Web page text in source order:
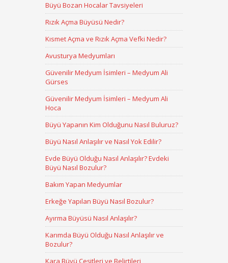
Büyü Bozan Hocalar Tavsiyeleri
Rızık Açma Büyüsü Nedir?
Kısmet Açma ve Rızık Açma Vefki Nedir?
Avusturya Medyumları
Güvenilir Medyum İsimleri – Medyum Ali
Gürses
Güvenilir Medyum İsimleri – Medyum Ali
Hoca
Büyü Yapanın Kim Olduğunu Nasıl Buluruz?
Büyü Nasıl Anlaşılır ve Nasıl Yok Edilir?
Evde Büyü Olduğu Nasıl Anlaşılır? Evdeki
Büyü Nasıl Bozulur?
Bakım Yapan Medyumlar
Erkeğe Yapılan Büyü Nasıl Bozulur?
Ayırma Büyüsü Nasıl Anlaşılır?
Karımda Büyü Olduğu Nasıl Anlaşılır ve
Bozulur?
Kara Büyü Çeşitleri ve Belirtileri